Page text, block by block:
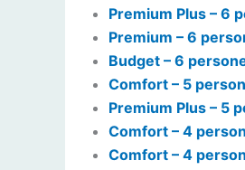
Premium Plus – 6
Premium – 6
Budget – 6
Comfort – 5
Premium Plus – 5
Comfort – 4
Comfort – 4